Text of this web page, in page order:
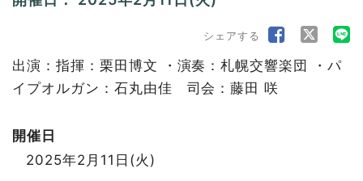
シェアする
出演：指揮：栗田博文 ・演奏：札幌交響楽団 ・パ
イプオルガン：石丸由佳 司会：藤田 咲
開催日
2025年2月11日(火)